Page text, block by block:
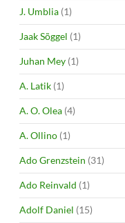
J. Umblia (1)
Jaak Sõggel (1)
Juhan Mey (1)
A. Latik (1)
A. O. Olea (4)
A. Ollino (1)
Ado Grenzstein (31)
Ado Reinvald (1)
Adolf Daniel (15)